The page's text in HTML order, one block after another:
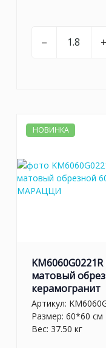
– +
НОВИНКА
матовый
керамогранит
Артикул:
Размер: 60*60 см
Вес: 37.50 кг